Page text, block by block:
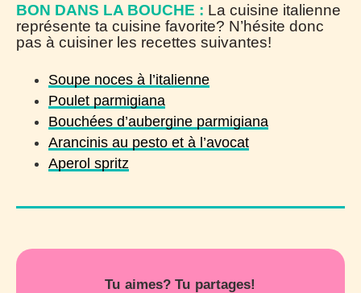
BON DANS LA BOUCHE : La cuisine italienne
représente ta cuisine favorite? N’hésite donc
pas à cuisiner les recettes suivantes!
Soupe noces à l’italienne
Poulet parmigiana
Bouchées d’aubergine parmigiana
Arancinis au pesto et à l’avocat
Aperol spritz
Tu aimes? Tu partages!